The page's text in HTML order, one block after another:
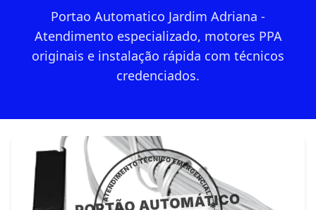
Portao Automatico Jardim Adriana -
Atendimento especializado, motores PPA
originais e instalação rápida com técnicos
credenciados.